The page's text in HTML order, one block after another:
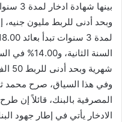
وبحد أدنى للربط مليون جنيه،
السنة
شهرية وبحد أدنى للربط 50 الف جنيه.
وفي هذا السياق، صرح محمد
المصرفية بالبنك، قائلاً إن
الادخار يأتي في إطار جهود